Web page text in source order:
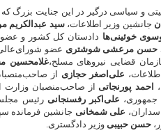
و سیاسی درگیر در این جنایت بزرگ
جانشین وزیر اطلاعات،سید عبدالکریم
خوئینی‌ها دادستان کل کشور و
حسن مرعشی شوشتری عضو
قضایی نیروهای مسلح،غلامحسین
علی‌اصغر حجازی از
احمد پورنجاتیاز صاحب‌منصبان وزارت
علی‌اکبر رفسنجانیرئیس
علی‌ شمخانی جانشین فرمانده
حسن حبیبی وزیر دادگستری.